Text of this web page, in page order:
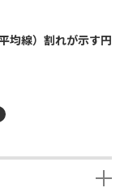
均線）割れが示す円